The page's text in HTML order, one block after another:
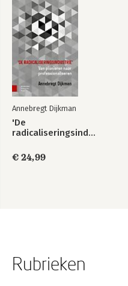
Annebregt Dijkman
'De
radicaliseringsindustrie'
€ 24,99
Rubrieken